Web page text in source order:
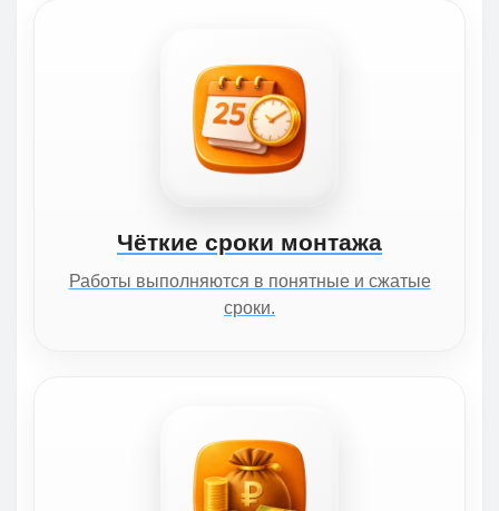
Чёткие сроки монтажа
Работы выполняются в понятные и сжатые
сроки.